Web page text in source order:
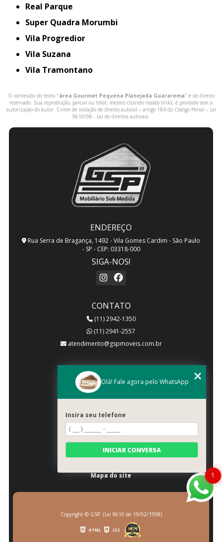
Real Parque
Super Quadra Morumbi
Vila Progredior
Vila Suzana
Vila Tramontano
O conteúdo do texto "área Gourmet Pequena Planejada Guararema" é de direito
reservado. Sua reprodução, parcial ou total, mesmo citando nossos links, é proibida sem a
autorização do autor. Crime de violação de direito autoral – artigo 184 do Código Penal – Lei
9610/98 - Lei de direitos autorais.
ENDEREÇO
Rua Serra de Bragança, 1492 - Vila Gomes Cardim - São Paulo
- SP - CEP: 03318-000
SIGA-NOS!
CONTATO
(11) 2942-1350
(11) 2941-2557
atendimento@gspmoveis.com.br
Início
Quem somos
Produtos
Blog
Galeria
Categorias
Mapa do site
Copyright © GSP. (Lei 9610 de 19/02/1998)
HTML CSS
1
Olá! Fale agora pelo WhatsApp
Insira seu telefone
INICIAR CONVERSA